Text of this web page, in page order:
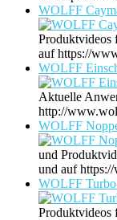
WOLFF
Produktvideos
auf https://
WOLFF
Aktuelle
http://
WOLFF
und
und auf
WOLFF
Produktvideos